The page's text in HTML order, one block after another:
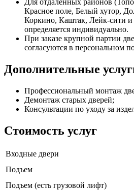
Для отдаленных районов
Красное поле, Белый хутор,
Коркино, Каштак, Лейк-сити и
определяется индивидуально.
При заказе крупной партии
согласуются в персональном
Дополнительные
Профессиональный монтаж
Демонтаж старых дверей;
Консультации по уходу за
Стоимость услуг
Входные двери
Подъем
Подъем (есть грузовой лифт)